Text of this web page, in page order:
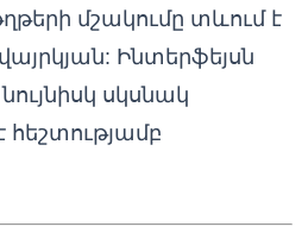
մշակումը տևում է
Ինտերֆեյսն
սկսնակ